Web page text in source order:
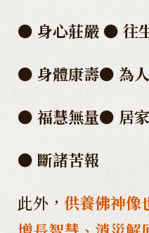
● 身心莊嚴 ● 往
● 身體康壽● 為
● 福慧無量● 居
● 斷諸苦報
此外， 供養佛神像